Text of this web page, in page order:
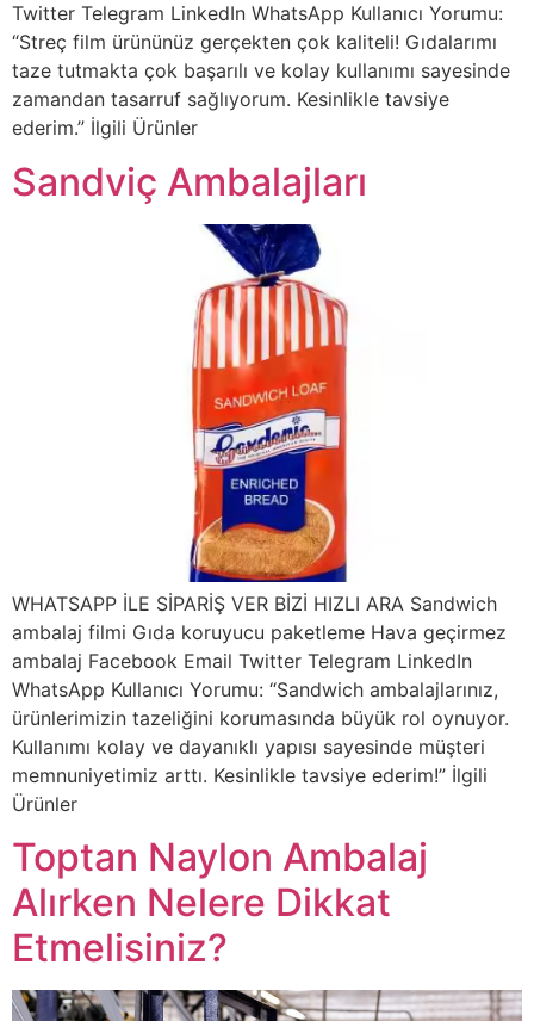
Twitter Telegram LinkedIn WhatsApp Kullanıcı Yorumu:
“Streç film ürününüz gerçekten çok kaliteli! Gıdalarımı
taze tutmakta çok başarılı ve kolay kullanımı sayesinde
zamandan tasarruf sağlıyorum. Kesinlikle tavsiye
ederim.” İlgili Ürünler
Sandviç Ambalajları
WHATSAPP İLE SİPARİŞ VER BİZİ HIZLI ARA Sandwich
ambalaj filmi Gıda koruyucu paketleme Hava geçirmez
ambalaj Facebook Email Twitter Telegram LinkedIn
WhatsApp Kullanıcı Yorumu: “Sandwich ambalajlarınız,
ürünlerimizin tazeliğini korumasında büyük rol oynuyor.
Kullanımı kolay ve dayanıklı yapısı sayesinde müşteri
memnuniyetimiz arttı. Kesinlikle tavsiye ederim!” İlgili
Ürünler
Toptan Naylon Ambalaj
Alırken Nelere Dikkat
Etmelisiniz?